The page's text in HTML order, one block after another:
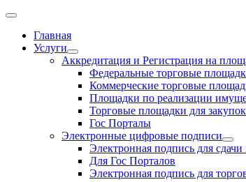
Главная
Услуги
Аккредитация и Регистрация на
Федеральные торговые
Коммерческие торговые
Площадки по реализации
Торговые площадки для
Гос Порталы
Электронные цифровые подписи
Электронная подпись для сдачи
Для Гос Порталов
Электронная подпись для